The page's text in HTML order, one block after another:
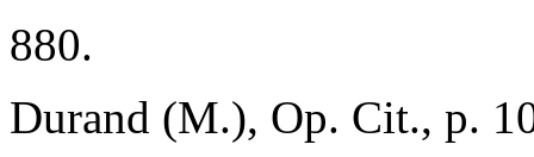
880.
Durand (M.), Op. Cit., p.